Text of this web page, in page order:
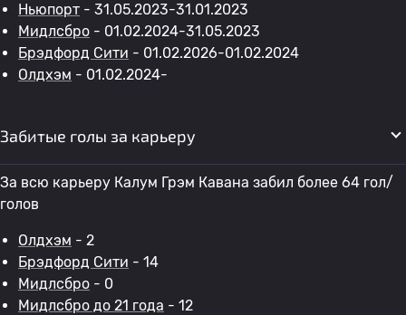
Ньюпорт - 31.05.2023-31.01.2023
Мидлсбро - 01.02.2024-31.05.2023
Брэдфорд Сити - 01.02.2026-01.02.2024
Олдхэм - 01.02.2024-
Забитые голы за карьеру
За всю карьеру Калум Грэм Кавана забил более 64 гол/
голов
Олдхэм - 2
Брэдфорд Сити - 14
Мидлсбро - 0
Мидлсбро до 21 года - 12